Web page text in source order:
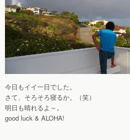
今日もイイ一日でした。
さて、そろそろ寝るか。（笑）
明日も晴れるよ～。
good luck & ALOHA!